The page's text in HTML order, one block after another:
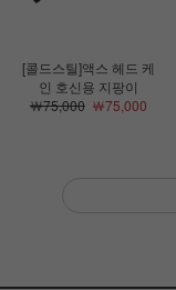
[콜드스틸]액스 헤드 케
인 호신용 지팡이
￦75,000￦75,000